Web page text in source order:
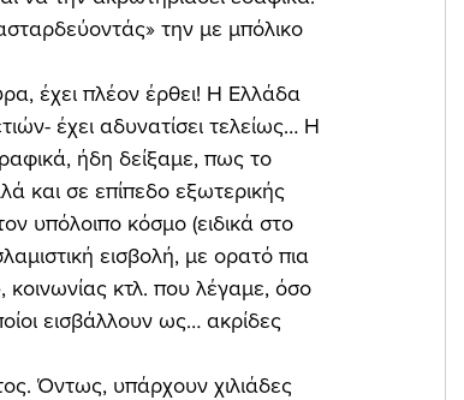
την με μπόλικο
έχει πλέον έρθει! Η Ελλάδα
έχει αδυνατίσει τελείως… Η
ήδη δείξαμε, πως το
και σε επίπεδο εξωτερικής
υπόλοιπο κόσμο (ειδικά στο
εισβολή, με ορατό πια
κτλ. που λέγαμε, όσο
εισβάλλουν ως… ακρίδες
Όντως, υπάρχουν χιλιάδες